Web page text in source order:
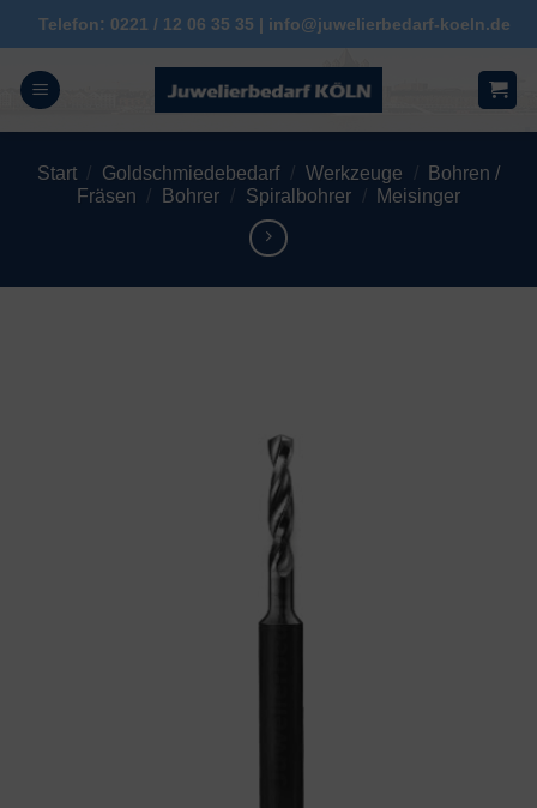
Zum
Inhalt
springen
Telefon: 0221 / 12 06 35 35 | info@juwelierbedarf-koeln.de
Start / Goldschmiedebedarf / Werkzeuge /
Bohren /
Fräsen / Bohrer / Spiralbohrer / Meisinger